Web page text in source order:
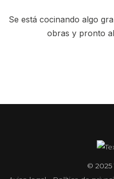
Se está cocinando algo
obras y pronto
© 2025